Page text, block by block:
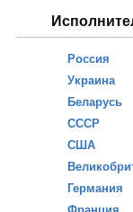
Россия
Украина
Беларусь
СССР
США
Германия